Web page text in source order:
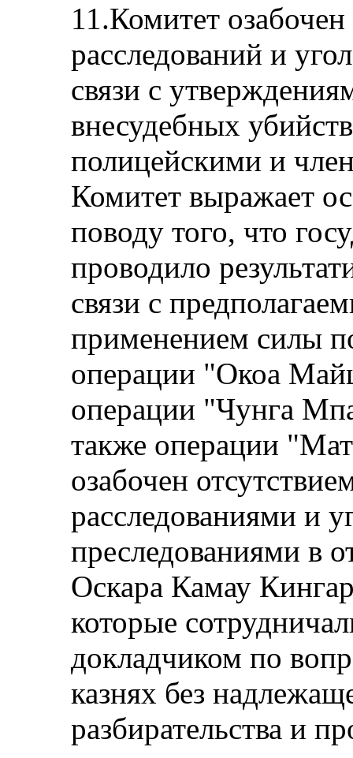
11.Комитет
расследований и
связи с
внесудебных
полицейскими и
Комитет выражает
поводу того, что
проводило
связи с
применением силы
операции "Окоа
операции "Чунга
также операции
озабочен
расследованиями и
преследованиями в
Оскара Камау
которые
докладчиком по
казнях без
разбирательства и